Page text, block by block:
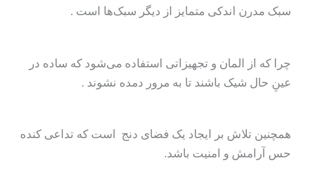
سبک مدرن اندکی متمایز از دیگر سبک‌ها است .
چرا که از المان و تجهیزاتی استفاده می‌شود که ساده در
عینِ حال شیک باشند تا به مرور دمده نشوند .
همچنین تلاش بر ایجاد یک فضای دنج است که تداعی کنده
حس آرامش و امنیت باشد.